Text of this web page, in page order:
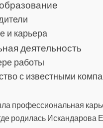
и карьера
деятельность
работы
с известными
профессиональная
родилась Искандарова